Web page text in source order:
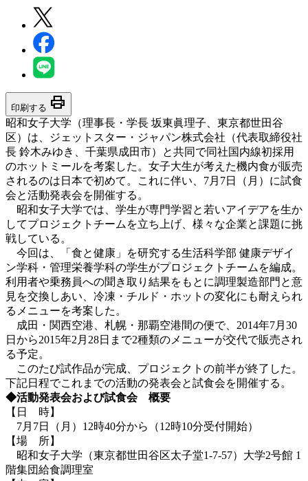
印刷する print
昭和女子大学（理事長・学長 坂東眞理子、東京都世田谷
区）は、ジェットスター・ジャパン株式会社（代表取締役社
長 鈴木みゆき、千葉県成田市）と共同で同社国内線初採用
のホットミールを考案した。女子大生が考えた機内食が販売
されるのは日本で初めて。これに伴い、7月7日（月）に試食
会と活動発表会を開催する。
昭和女子大学では、学生が専門学習と若いアイデアを生か
してプロジェクトチームを立ち上げ、様々な企業と課題に挑
戦している。
今回は、「食と健康」を研究する生活科学部 健康デザイ
ン学科・管理栄養学科の学生がプロジェクトチームを編成。
利用者や乗務員への聞き取り結果をもとに調理製造部門と意
見を交換しあい、冷凍・チルド・ホットの変化にも耐えられ
るメニューを考案した。
成田・関西空港、札幌・那覇空港間の便で、2014年7月30
日から2015年2月28日まで2種類のメニューが交代で販売され
る予定。
このたび試作品が完成、プロジェクトの前半が終了した。
下記日程でこれまでの活動の発表会と試食会を開催する。
◆活動発表会および試食会 概要
【日 時】
7月7日（月）12時40分から（12時10分受付開始）
【場 所】
昭和女子大学（東京都世田谷区太子堂1-7-57）大学2号館 1
階集団給食調理室